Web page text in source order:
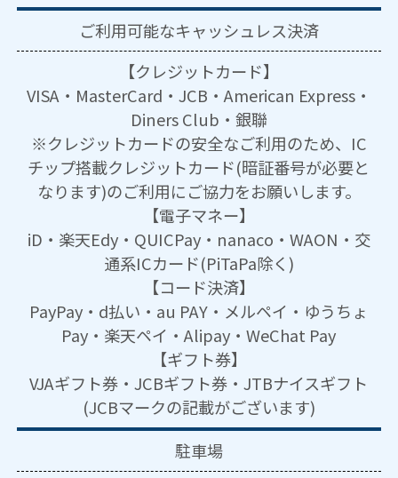
ご利用可能なキャッシュレス決済
【クレジットカード】
VISA・MasterCard・JCB・American Express・
Diners Club・銀聯
※クレジットカードの安全なご利用のため、IC
チップ搭載クレジットカード(暗証番号が必要と
なります)のご利用にご協力をお願いします。
【電子マネー】
iD・楽天Edy・QUICPay・nanaco・WAON・交
通系ICカード(PiTaPa除く)
【コード決済】
PayPay・d払い・au PAY・メルペイ・ゆうちょ
Pay・楽天ペイ・Alipay・WeChat Pay
【ギフト券】
VJAギフト券・JCBギフト券・JTBナイスギフト
(JCBマークの記載がございます)
駐車場